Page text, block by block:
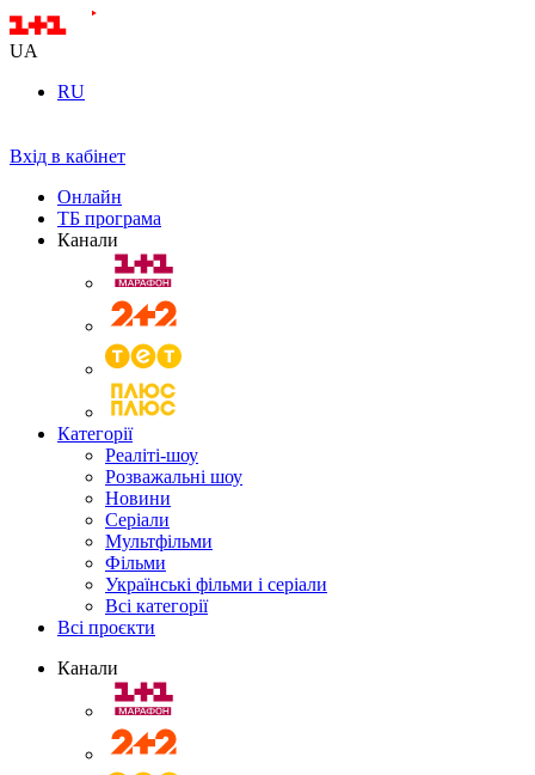
UA
RU
Вхід в кабінет
Онлайн
ТБ програма
Канали
Категорії
Реаліті-шоу
Розважальні шоу
Новини
Серіали
Мультфільми
Фільми
Українські фільми і серіали
Всі категорії
Всі проєкти
Канали